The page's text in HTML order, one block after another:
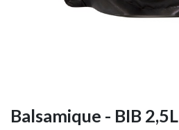
Balsamique - BIB 2,5L